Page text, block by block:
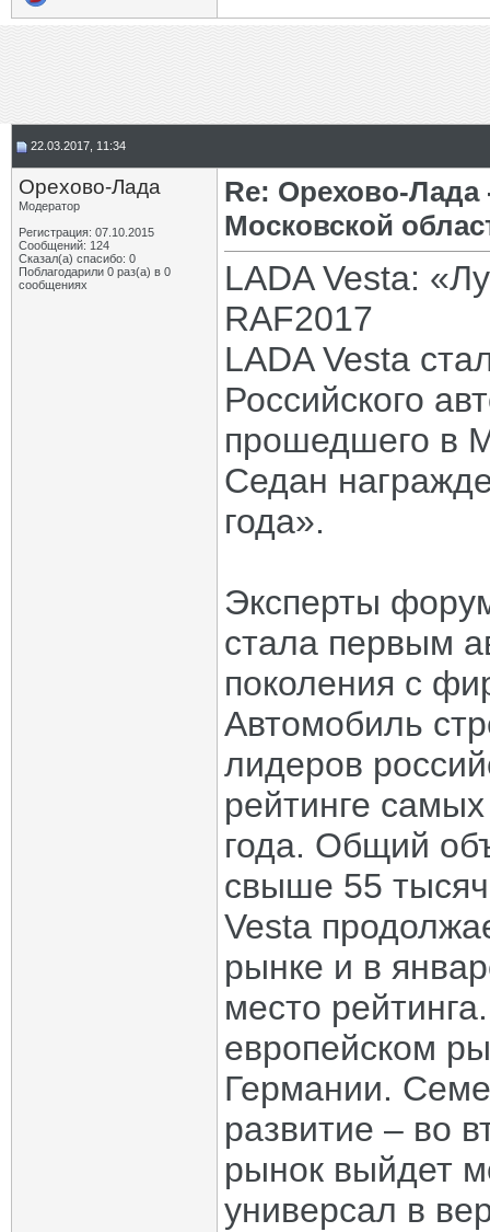
22.03.2017, 11:34
Орехово-Лада
Модератор
Регистрация: 07.10.2015
Сообщений: 124
Сказал(а) спасибо: 0
Поблагодарили 0 раз(а) в 0
сообщениях
Re: Орехово-
Московской
LADA Vesta:
RAF2017
LADA Vesta
Российского
прошедшего в
Седан
года».
Эксперты
стала первым
поколения с
Автомобиль
лидеров
рейтинге
года. Общий
свыше 55
Vesta
рынке и в
место
европейском
Германии.
развитие – во
рынок выйдет
универсал в